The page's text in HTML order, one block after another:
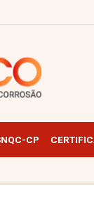
CP